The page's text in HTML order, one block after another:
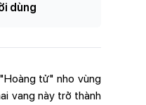
dùng
tử" nho vùng
vang này trở thành